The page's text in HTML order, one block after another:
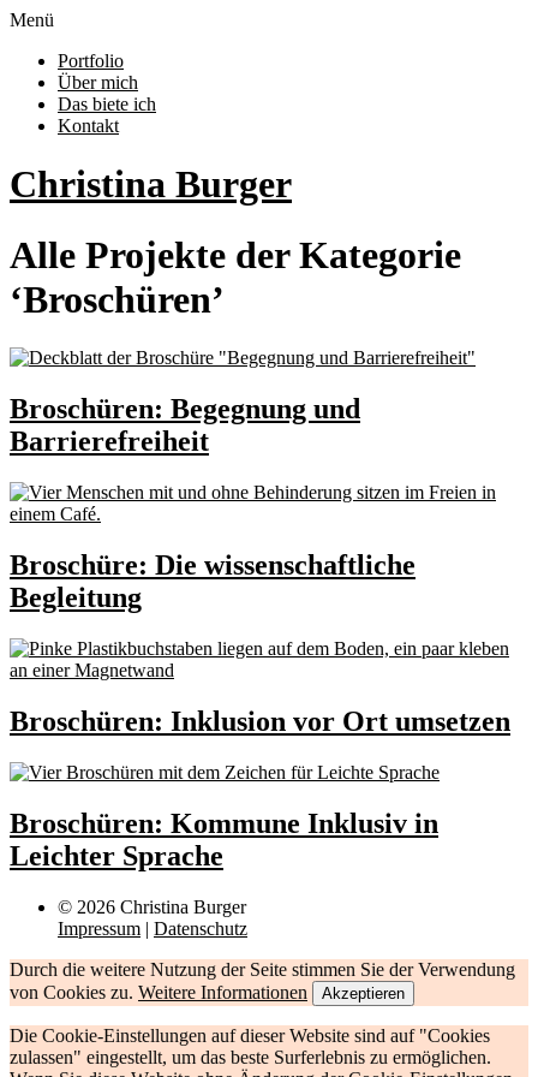
Menü
Portfolio
Über mich
Das biete ich
Kontakt
Christina Burger
Alle Projekte der Kategorie
‘Broschüren’
Broschüren: Begegnung und
Barrierefreiheit
Broschüre: Die wissenschaftliche
Begleitung
Broschüren: Inklusion vor Ort umsetzen
Broschüren: Kommune Inklusiv in
Leichter Sprache
© 2026 Christina Burger
Impressum | Datenschutz
Durch die weitere Nutzung der Seite stimmen Sie der Verwendung
von Cookies zu. Weitere Informationen Akzeptieren
Die Cookie-Einstellungen auf dieser Website sind auf "Cookies
zulassen" eingestellt, um das beste Surferlebnis zu ermöglichen.